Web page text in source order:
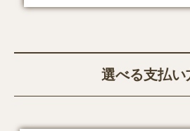
選べる支払い